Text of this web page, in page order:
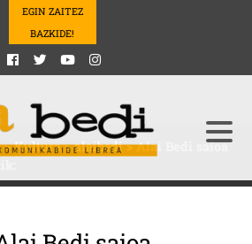
EGIN ZAITEZ
BAZKIDE!
>Kultura>alaibedi>Alai Bedi saioa